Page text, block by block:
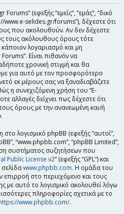
ζ
(εφεξής “εμείς”, “εμάς”, “δικό
www.e-selides.gr/forums”), δέχεστε ότι
που ακολουθούν. Αν δεν δέχεστε
τους ακόλουθους όρους τότε
λογαριασμό και μη
Είναι πιθανόν να
χρονική στιγμή και θα
για αυτό με τον προσφορότερο
εκ μέρους σας να ξαναδιαβάζετε
η συνεχιζόμενη χρήση του “E-
αλλαγές δείχνει πως δέχεστε ότι
όρους με την ανανεωμένη και/ή
στο λογισμικό phpBB (εφεξής “αυτοί”,
“www.phpbb.com”, “phpBB Limited”,
συστήματος συζητήσεων που
Public License v2” (εφεξής “GPL”) και
www.phpbb.com. Η ομάδα του
επιρροή στο περιεχόμενο και τους
με αυτό το λογισμικό ακολουθεί λόγω
πληροφορίες σχετικά με το
www.phpbb.com/.